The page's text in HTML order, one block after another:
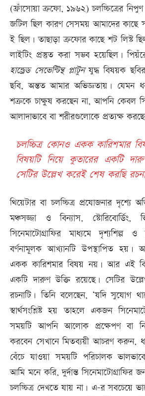
(ফ্রাঁসোয়া ত্রুফো, ১৯৬২) চলচ্চিত্রের
জটিল ছিল কারণ সেসময় আমাদের কাছে
ই ছিল। তাছাড়া ত্রুফোর কাছে শট লিস্ট
লাইটিং প্রস্তুত করা সম্ভব হয়েছিল।
হান্ড্রেড সেভেন্টিন্থ প্লাটুনযুদ্ধ বিষয়ক
ছবি, অন্তত আমার অভিজ্ঞতায়।
শত্রুকে চাক্ষুষ করছেন না, আপনি কেবল
আলাদাভাবে বা শরীরগুলোকে প্রত‌্যক্ষ
চলচ্চিত্র কোনও একক কারিশমার
বিষয়টি নিয়ে কুতারের একটি
সেটির উল্লেখ করেই শেষ করছি
থিয়েটার বা চলচ্চিত্র প্রযোজনার দৃশ্যে
মঞ্চসজ্জা ও বিন্যাস,
সিনেমাটোগ্রাফির মাধ্যমে দৃশ‌্যশিল্প ও
বর্ণনামূলক আখ‌্যানটি উপস্থাপিত হয়।
একক কারিশমার বিষয় নয়। আর এই
একটি দারুণ উক্তি রয়েছে। সেটির
রচনাটি। তিনি বলেছেন, ‘যদি সুযোগ
স্বার্থসংশ্লিষ্ট হয় তাহলে একজন
সময়টি আপনি আলোক প্রক্ষেপণ বা
করবেন সেখানে মিতব‌্যয়ী আচরণ করুন,
বেঁচে যাওয়া সময়টি পরিচালক
আমি মনে করি, দুর্দান্ত
চলচ্চিত্র দেখতে যায় না। এ-র সবচেয়ে